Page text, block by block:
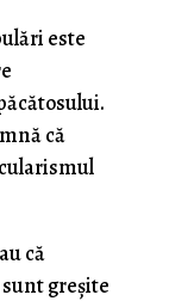
este
că
că
greșite